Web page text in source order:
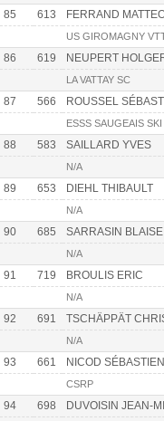
85 613 FERRAND
US GIROMAGNY
86 619 NEUPERT
LA VATTAY SC
87 566 ROUSSEL
ESSS SAUGEAIS SKI
88 583 SAILLARD YVES
N/A
89 653 DIEHL THIBAULT
N/A
90 685 SARRASIN BLAISE
N/A
91 719 BROULIS ERIC
N/A
92 691 TSCHÄPPÄT
N/A
93 661 NICOD SÉBASTIEN
CSRP
94 698 DUVOISIN JEAN-